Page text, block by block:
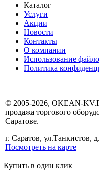
Каталог
Услуги
Акции
Новости
Контакты
О компании
Использование
Политика
© 2005-2026, OKEAN-
продажа торгового
Саратове.
г. Саратов, ул.Танкистов,
Посмотреть на карте
Купить в один клик